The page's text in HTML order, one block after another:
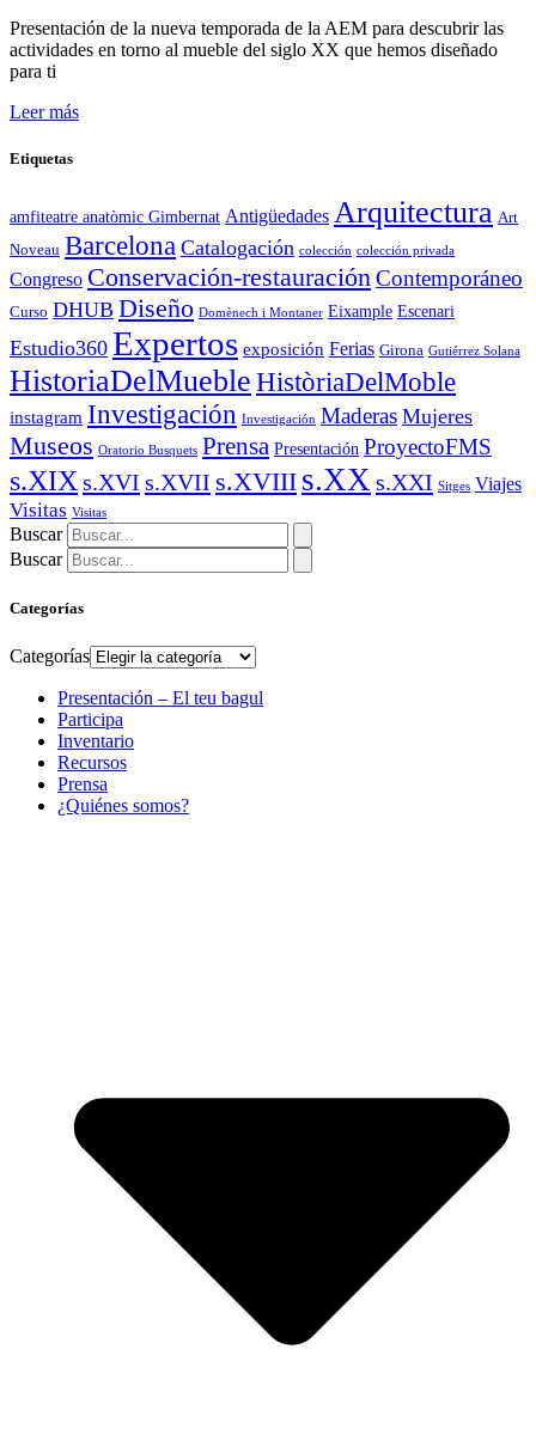
Presentación de la nueva temporada de la AEM para descubrir las
actividades en torno al mueble del siglo XX que hemos diseñado
para ti
Leer más
Etiquetas
amfiteatre anatòmic Gimbernat Antigüedades Arquitectura Art
Noveau Barcelona Catalogación colección colección privada
Congreso Conservación-restauraciónContemporáneo
Curso DHUB Diseño Domènech i Montaner Eixample Escenari
Estudio360 Expertos exposición Ferias Girona Gutiérrez Solana
HistoriaDelMuebleHistòriaDelMoble
instagram Investigación Investigación Maderas Mujeres
Museos Oratorio Busquets Prensa Presentación ProyectoFMS
s.XIXs.XVI s.XVII s.XVIII s.XX s.XXI Sitges Viajes
Visitas Visitas
Buscar
Buscar
Categorías
Categorías
Presentación – El teu bagul
Participa
Inventario
Recursos
Prensa
¿Quiénes somos?